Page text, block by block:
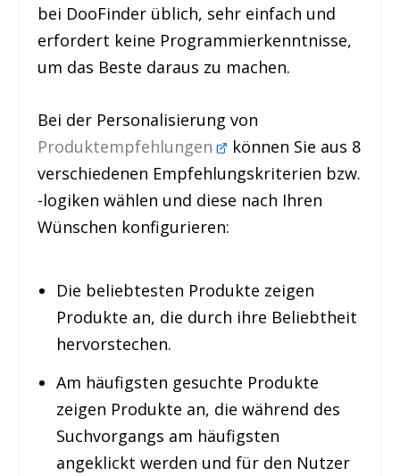
bei DooFinder üblich, sehr einfach und
erfordert keine Programmierkenntnisse,
um das Beste daraus zu machen.
Bei der Personalisierung von
Produktempfehlungen
können Sie aus 8
verschiedenen Empfehlungskriterien bzw.
-logiken wählen und diese nach Ihren
Wünschen konfigurieren:
Die beliebtesten Produkte zeigen
Produkte an, die durch ihre Beliebtheit
hervorstechen.
Am häufigsten gesuchte Produkte
zeigen Produkte an, die während des
Suchvorgangs am häufigsten
angeklickt werden und für den Nutzer